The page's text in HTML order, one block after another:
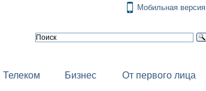
Мобильная версия
Телеком Бизнес От первого лица